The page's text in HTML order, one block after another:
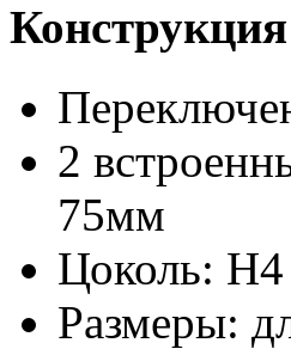
2
75мм
Цоколь: H4
Размеры: